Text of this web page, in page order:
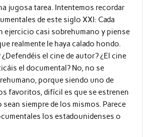
jugosa tarea. Intentemos recordar
de este siglo XXI: Cada
ejercicio casi sobrehumano y piense
realmente le haya calado hondo.
el cine de autor? ¿El cine
el documental? No, no se
porque siendo uno de
favoritos, difícil es que se estrenen
siempre de los mismos. Parece
los estadounidenses o